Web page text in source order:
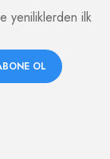
yeniliklerden ilk
OL